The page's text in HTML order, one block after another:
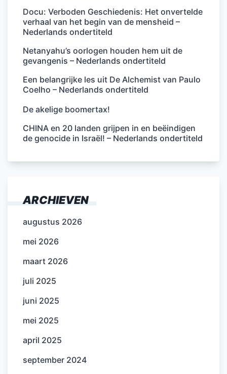
Docu: Verboden Geschiedenis: Het onvertelde
verhaal van het begin van de mensheid –
Nederlands ondertiteld
Netanyahu’s oorlogen houden hem uit de
gevangenis – Nederlands ondertiteld
Een belangrijke les uit De Alchemist van Paulo
Coelho – Nederlands ondertiteld
De akelige boomertax!
CHINA en 20 landen grijpen in en beëindigen
de genocide in Israël! – Nederlands ondertiteld
ARCHIEVEN
augustus 2026
mei 2026
maart 2026
juli 2025
juni 2025
mei 2025
april 2025
september 2024